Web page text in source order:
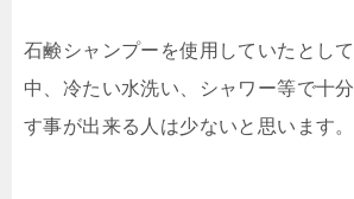
石鹸シャンプーを使用していたとし
中、冷たい水洗い、シャワー等で十
す事が出来る人は少ないと思います。